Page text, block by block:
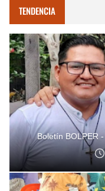
TENDENCIA
Boletín BOLPER